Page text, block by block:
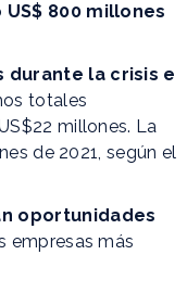
800 millones
durante la crisis e
totales
millones. La
de 2021, según el
oportunidades
empresas más